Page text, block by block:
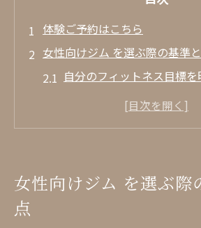
体験ご予約はこちら
女性向けジム を選ぶ際の基準
自分のフィットネス目標
設備とトレーニング環境の
ジムの立地とアクセスの利
女性向けジム を選ぶ際
点